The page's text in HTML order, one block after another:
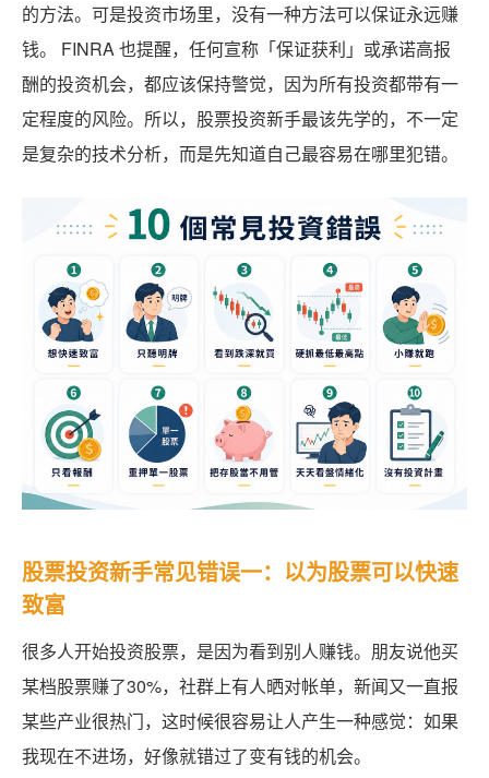
的方法。可是投资市场里，没有一种方法可以保证永远赚
钱。 FINRA 也提醒，任何宣称「保证获利」或承诺高报
酬的投资机会，都应该保持警觉，因为所有投资都带有一
定程度的风险。所以，股票投资新手最该先学的，不一定
是复杂的技术分析，而是先知道自己最容易在哪里犯错。
股票投资新手常见错误一：以为股票可以快速
致富
很多人开始投资股票，是因为看到别人赚钱。朋友说他买
某档股票赚了30%，社群上有人晒对帐单，新闻又一直报
某些产业很热门，这时候很容易让人产生一种感觉：如果
我现在不进场，好像就错过了变有钱的机会。